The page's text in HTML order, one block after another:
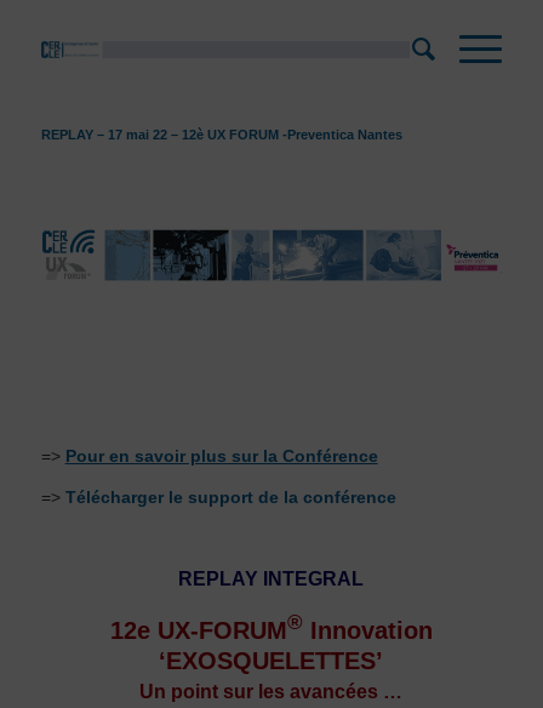
REPLAY – 17 mai 22 – 12è UX FORUM -Preventica Nantes
=> Pour en savoir plus sur la Conférence
=> Télécharger le support de la conférence
REPLAY INTEGRAL
12e UX-FORUM® Innovation
‘EXOSQUELETTES’
Un point sur les avancées …